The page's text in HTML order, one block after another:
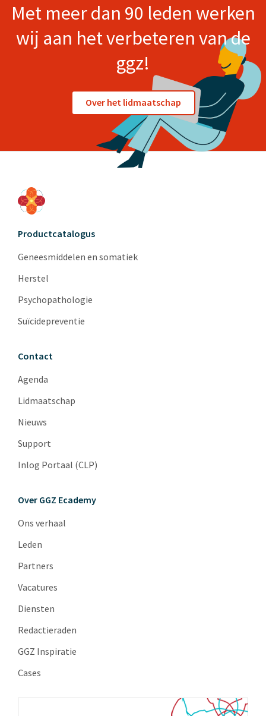
Met meer dan 90 leden werken
wij aan het verbeteren van de
ggz!
Over het lidmaatschap
Productcatalogus
Geneesmiddelen en somatiek
Herstel
Psychopathologie
Suïcidepreventie
Contact
Agenda
Lidmaatschap
Nieuws
Support
Inlog Portaal (CLP)
Over GGZ Ecademy
Ons verhaal
Leden
Partners
Vacatures
Diensten
Redactieraden
GGZ Inspiratie
Cases